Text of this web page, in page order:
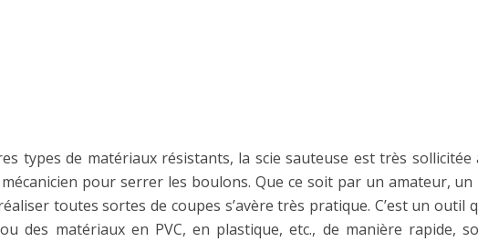
types de matériaux résistants, la scie sauteuse est très sollicitée
pour serrer les boulons. Que ce soit par un amateur,
toutes sortes de coupes s’avère très pratique. C’est un outil
des matériaux en PVC, en plastique, etc., de manière rapide,